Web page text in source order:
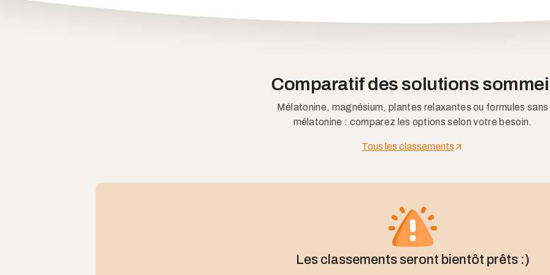
Comparatif des solutions
Mélatonine, magnésium, plantes relaxantes ou formules sans
mélatonine : comparez les options selon votre besoin.
Tous les classements
Les classements seront bientôt prêts :)